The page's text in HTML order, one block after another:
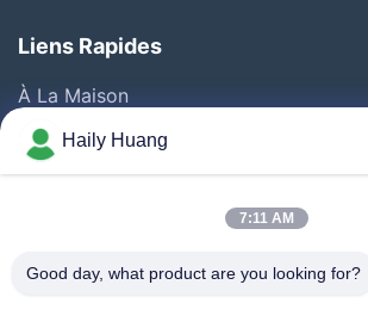
Liens Rapides
À La Maison
Produits
Vidéos
Visite D'usine
Haily Huang
7:11 AM
Good day, what product are you looking for?